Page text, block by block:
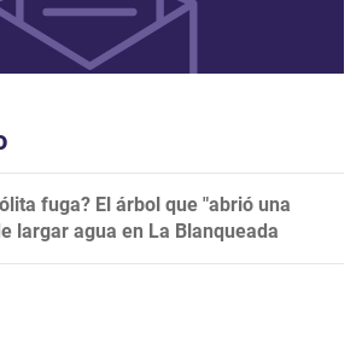
fuga? El árbol que "abrió una
largar agua en La Blanqueada